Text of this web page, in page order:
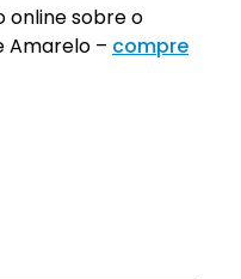
online sobre o
Amarelo – compre